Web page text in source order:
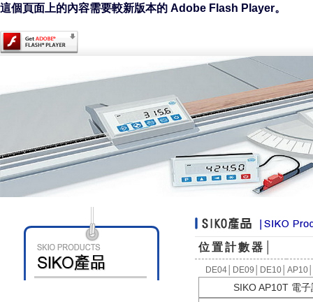
這個頁面上的內容需要較新版本的 Adobe Flash Player。
位置計數器│
DE04 DE09 DE10 AP10
SIKO AP10T 電